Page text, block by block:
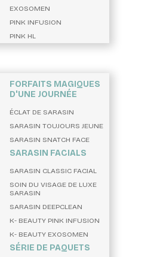
EXOSOMEN
PINK INFUSION
PINK HL
FORFAITS MAGIQUES
D'UNE JOURNÉE
ÉCLAT DE SARASIN
SARASIN TOUJOURS JEUNE
SARASIN SNATCH FACE
SARASIN FACIALS
SARASIN CLASSIC FACIAL
SOIN DU VISAGE DE LUXE
SARASIN
SARASIN DEEPCLEAN
K- BEAUTY PINK INFUSION
K- BEAUTY EXOSOMEN
SÉRIE DE PAQUETS